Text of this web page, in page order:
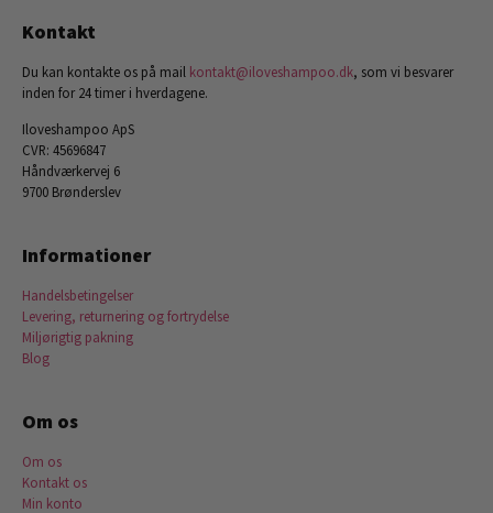
Kontakt
Du kan kontakte os på mail kontakt@iloveshampoo.dk, som vi besvarer
inden for 24 timer i hverdagene.
Iloveshampoo ApS
CVR: 45696847
Håndværkervej 6
9700 Brønderslev
Informationer
Handelsbetingelser
Levering, returnering og fortrydelse
Miljørigtig pakning
Blog
Om os
Om os
Kontakt os
Min konto